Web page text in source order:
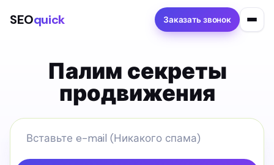
SEOquick Заказать звонок
Палим секреты
продвижения